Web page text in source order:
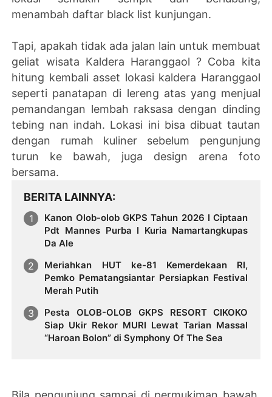
menambah daftar black list kunjungan.
Tapi, apakah tidak ada jalan lain untuk membuat
geliat wisata Kaldera Haranggaol ? Coba kita
hitung kembali asset lokasi kaldera Haranggaol
seperti panatapan di lereng atas yang menjual
pemandangan lembah raksasa dengan dinding
tebing nan indah. Lokasi ini bisa dibuat tautan
dengan rumah kuliner sebelum pengunjung
turun ke bawah, juga design arena foto
bersama.
BERITA LAINNYA
Kanon Olob-olob GKPS Tahun 2026 I Ciptaan
Pdt Mannes Purba I Kuria Namartangkupas
Da Ale
Meriahkan HUT ke-81 Kemerdekaan RI,
Pemko Pematangsiantar Persiapkan Festival
Merah Putih
Pesta OLOB-OLOB GKPS RESORT CIKOKO
Siap Ukir Rekor MURI Lewat Tarian Massal
“Haroan Bolon” di Symphony Of The Sea